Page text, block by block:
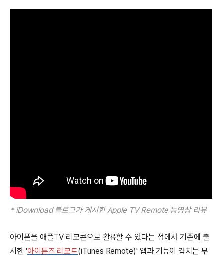
* iDownload 블로그가 게시한 Apple TV Remote 동영상 리뷰
아이폰을 애플TV 리모콘으로 활용할 수 있다는 점에서 기존에 출
시한 '아이튠즈 리모트(iTunes Remote)' 앱과 기능이 겹치는 부